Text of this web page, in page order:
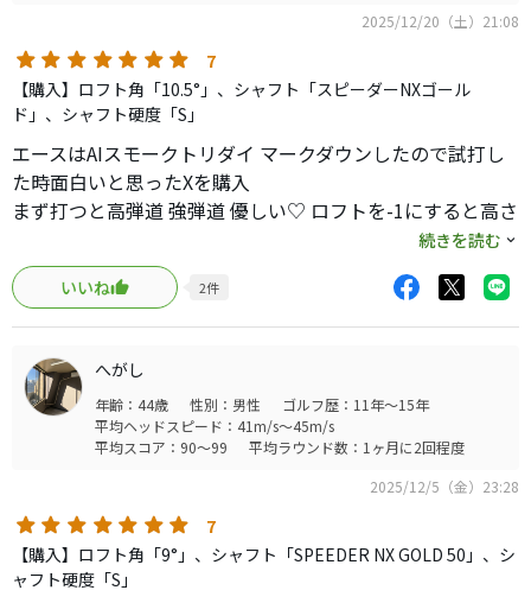
2025/12/20（土）21:08
7
【購入】ロフト角「10.5°」、シャフト「スピーダーNXゴール
ド」、シャフト硬度「S」
エースはAIスモークトリダイ マークダウンしたので試打し
た時面白いと思ったXを購入
まず打つと高弾道 強弾道 優しい♡ ロフトを-1にすると高さ
変わらずスピンが落ちる感じ 折角だからドローボジション
にウェイト位置変更したら激変 潜在能力覚醒したみたいな
飛び方 恐らく俺のスイングと軌道とかシャフト特性が合っ
たのかな 後ろから更に押される感じ満載 球つよっ すぐさま
トリダイに変えて打つと
……Xの方が飛ぶよ？ちょっとショックも受けたけどもよ
ヒールにあたっても距離ロス少ないし 石川遼プロがX使うの
も少しわかった気がした これだけの球が出て 左にまく訳で
続きを読む
いいね
2件
へがし
年齢：44歳 性別：男性
ゴルフ歴：11年～15年
平均ヘッドスピード：41m/s～45m/s
平均スコア：90～99
平均ラウンド数：1ヶ月に2回程度
2025/12/5（金）23:28
7
【購入】ロフト角「9°」、シャフト「SPEEDER NX GOLD 50」、シ
ャフト硬度「S」